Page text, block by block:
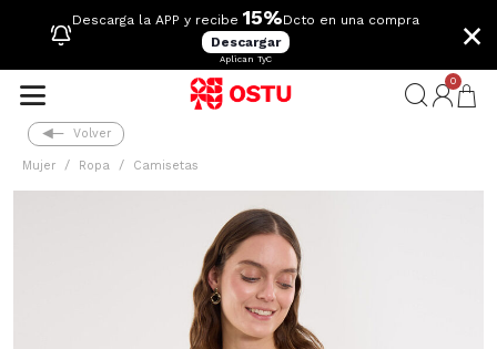
Descarga la APP y recibe 15%Dcto en una compra
Descargar
Aplican TyC
×
0
Volver
Mujer Ropa Camisetas